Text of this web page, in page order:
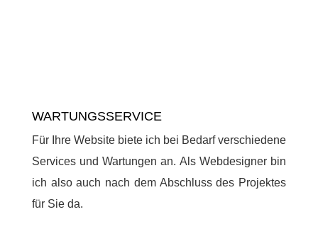
WARTUNGSSERVICE
Für Ihre Website biete ich bei Bedarf verschiedene
Services und Wartungen an. Als Webdesigner bin
ich also auch nach dem Abschluss des Projektes
für Sie da.